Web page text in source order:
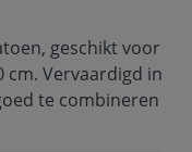
geschikt voor
cm. Vervaardigd in
te combineren